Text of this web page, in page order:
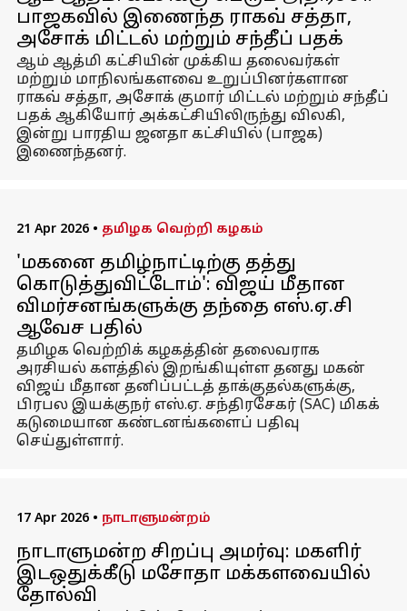
பாஜகவில் இணைந்த ராகவ் சத்தா,
அசோக் மிட்டல் மற்றும் சந்தீப் பதக்
ஆம் ஆத்மி கட்சியின் முக்கிய தலைவர்கள்
மற்றும் மாநிலங்களவை உறுப்பினர்களான
ராகவ் சத்தா, அசோக் குமார் மிட்டல் மற்றும் சந்தீப்
பதக் ஆகியோர் அக்கட்சியிலிருந்து விலகி,
இன்று பாரதிய ஜனதா கட்சியில் (பாஜக)
இணைந்தனர்.
21 Apr 2026 • தமிழக வெற்றி கழகம்
'மகனை தமிழ்நாட்டிற்கு தத்து
கொடுத்துவிட்டோம்': விஜய் மீதான
விமர்சனங்களுக்கு தந்தை எஸ்.ஏ.சி
ஆவேச பதில்
தமிழக வெற்றிக் கழகத்தின் தலைவராக
அரசியல் களத்தில் இறங்கியுள்ள தனது மகன்
விஜய் மீதான தனிப்பட்டத் தாக்குதல்களுக்கு,
பிரபல இயக்குநர் எஸ்.ஏ. சந்திரசேகர் (SAC) மிகக்
கடுமையான கண்டனங்களைப் பதிவு
செய்துள்ளார்.
17 Apr 2026 • நாடாளுமன்றம்
நாடாளுமன்ற சிறப்பு அமர்வு: மகளிர்
இடஒதுக்கீடு மசோதா மக்களவையில்
தோல்வி